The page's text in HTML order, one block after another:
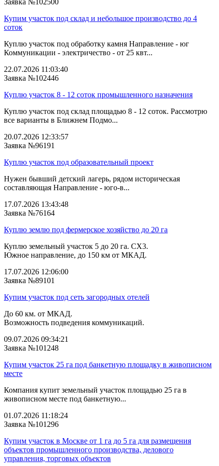
Заявка №102500
Купим участок под склад и небольшое производство до 4
соток
Куплю участок под обработку камня Направление - юг
Коммуникации - электричество - от 25 квт...
22.07.2026 11:03:40
Заявка №102446
Куплю участок 8 - 12 соток промышленного назначения
Куплю участок под склад площадью 8 - 12 соток. Рассмотрю
все варианты в Ближнем Подмо...
20.07.2026 12:33:57
Заявка №96191
Куплю участок под образовательный проект
Нужен бывший детский лагерь, рядом историческая
составляющая Направление - юго-в...
17.07.2026 13:43:48
Заявка №76164
Куплю землю под фермерское хозяйство до 20 га
Куплю земельный участок 5 до 20 га. СХ3.
Южное направление, до 150 км от МКАД.
17.07.2026 12:06:00
Заявка №89101
Купим участок под сеть загородных отелей
До 60 км. от МКАД.
Возможность подведения коммуникаций.
09.07.2026 09:34:21
Заявка №101248
Купим участок 25 га под банкетную площадку в живописном
месте
Компания купит земельный участок площадью 25 га в
живописном месте под банкетную...
01.07.2026 11:18:24
Заявка №101296
Купим участок в Москве от 1 га до 5 га для размещения
объектов промышленного производства, делового
управления, торговых объектов